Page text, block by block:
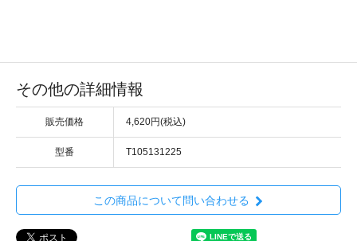
その他の詳細情報
販売価格 4,620円(税込)
型番 T105131225
この商品について問い合わせる